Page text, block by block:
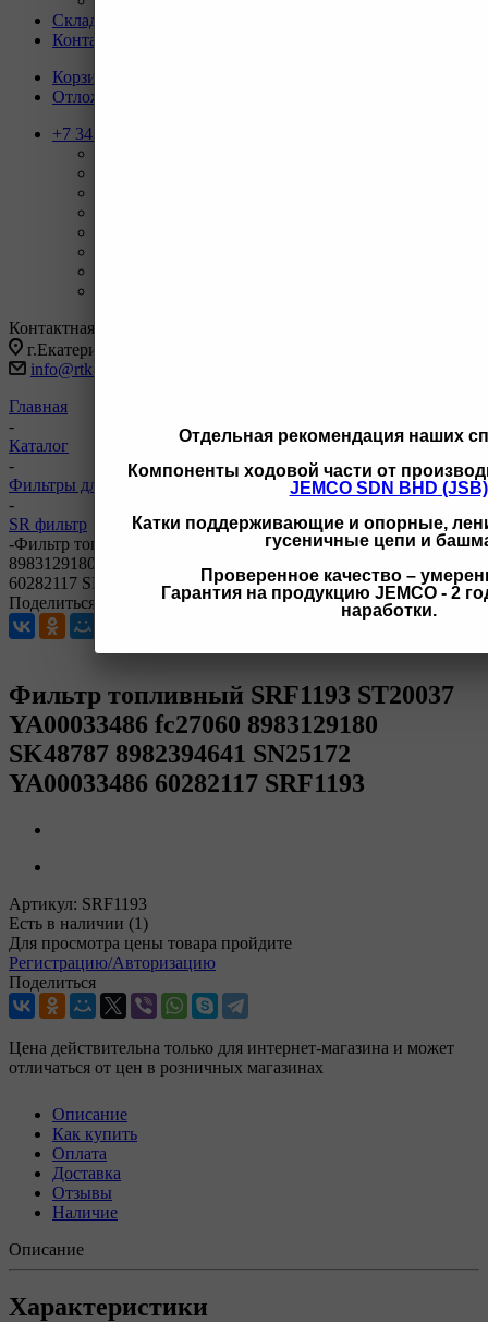
Отдельная рекомендация наших
Компоненты ходовой части от
JEMCO SDN BHD (JSB)
Катки поддерживающие и опорные,
гусеничные цепи и
Проверенное качество –
Гарантия на продукцию JEMCO - 2
наработки.
Склады
Контакты
Корзина
Отложенные
+7 343 247-83-62
Контактная информация
г.Екатеринбург, ул Черняховского 86 корп 9/3
info@rtk-parts.ru
Главная
-
Каталог
-
Фильтры для спецтехники
-
SR фильтр
-Фильтр топливный SRF1193 ST20037 YA00033486 fc27060
8983129180 SK48787 8982394641 SN25172 YA00033486
60282117 SRF1193
Поделиться
Фильтр топливный SRF1193 ST20037
YA00033486 fc27060 8983129180
SK48787 8982394641 SN25172
YA00033486 60282117 SRF1193
Артикул: SRF1193
Есть в наличии (1)
Для просмотра цены товара пройдите
Регистрацию/Авторизацию
Поделиться
Цена действительна только для интернет-магазина и может
отличаться от цен в розничных магазинах
Описание
Как купить
Оплата
Доставка
Отзывы
Наличие
Описание
Характеристики